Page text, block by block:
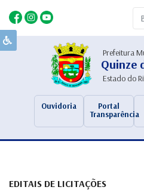
Prefeitura
Quinze
Estado do
Ouvidoria
Portal
Transparência
EDITAIS DE LICITAÇÕES